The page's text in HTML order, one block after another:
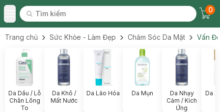
Toggle Menu
Tìm kiếm
Tìm kiếm
0
Trang chủ Sức Khỏe - Làm Đẹp Chăm Sóc Da Mặt Vấn
Da Dầu / Lỗ
Chân Lông
To
Da Khô /
Mất Nước
Da Lão Hóa Da Mụn
Da Nhạy
Cảm / Kích
Ứng
Da